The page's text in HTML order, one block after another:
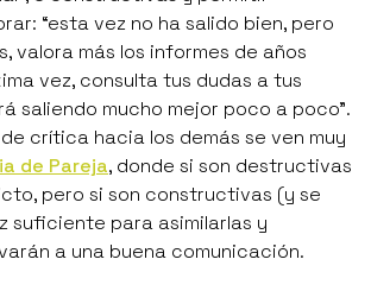
“esta vez no ha salido bien, pero
valora más los informes de años
vez, consulta tus dudas a tus
saliendo mucho mejor poco a poco”.
crítica hacia los demás se ven muy
de Pareja, donde si son destructivas
pero si son constructivas (y se
suficiente para asimilarlas y
a una buena comunicación.